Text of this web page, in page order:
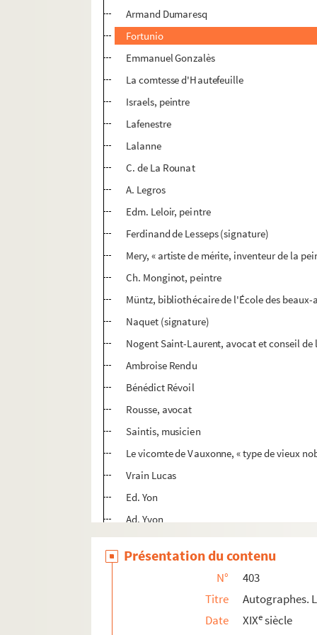
Armand Dumaresq
Fortunio
Emmanuel Gonzalès
La comtesse d'Hautefeuille
Israels, peintre
Lafenestre
Lalanne
C. de La Rounat
A. Legros
Edm. Leloir, peintre
Ferdinand de Lesseps (signature)
Mery, « artiste de mérite, inventeur de la
Ch. Monginot, peintre
Müntz, bibliothécaire de l'École des beaux-
Naquet (signature)
Nogent Saint-Laurent, avocat et conseil
Ambroise Rendu
Bénédict Révoil
Rousse, avocat
Saintis, musicien
Le vicomte de Vauxonne, « type de vieux
Vrain Lucas
Ed. Yon
Ad. Yvon
Pierre Zaccone, etc.
Présentation du contenu
N°
403
Titre
Autographes.
Date
XIXesiècle